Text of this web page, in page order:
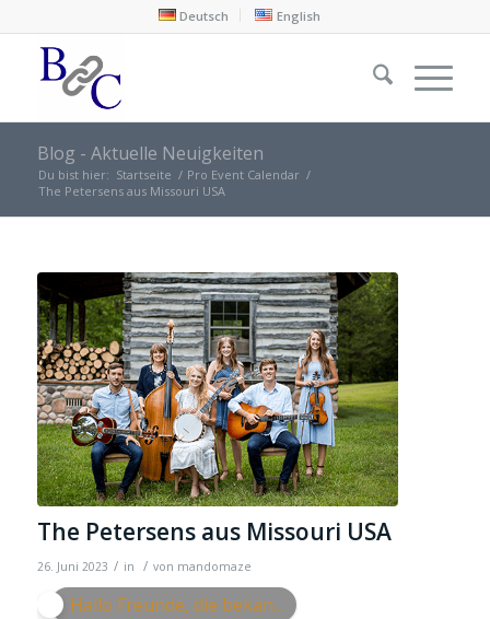
Deutsch English
Blog - Aktuelle Neuigkeiten
Du bist hier: Startseite / Pro Event Calendar /
The Petersens aus Missouri USA
The Petersens aus Missouri USA
26. Juni 2023 / in / von mandomaze
Hallo Freunde, die bekan...